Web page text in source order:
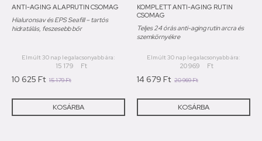
ANTI-AGING ALAPRUTIN CSOMAG
Hialuronsav és EPS Seafill – tartós
hidratálás, feszesebb bőr
KOSÁRBA
Elmúlt 30 nap legalacsonyabb ára:
15 179 Ft
15 179Ft
10 625 Ft
KOMPLETT ANTI-AGING RUTIN
CSOMAG
Teljes 24 órás anti-aging rutin arcra és
szemkörnyékre
KOSÁRBA
Elmúlt 30 nap legalacsonyabb ára:
20 969 Ft
20 969Ft
14 679 Ft